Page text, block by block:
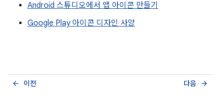
Android 스튜디오에서 앱 아이콘 만들기
Google Play 아이콘 디자인 사양
이전
arrow_back 다음 arrow_forward